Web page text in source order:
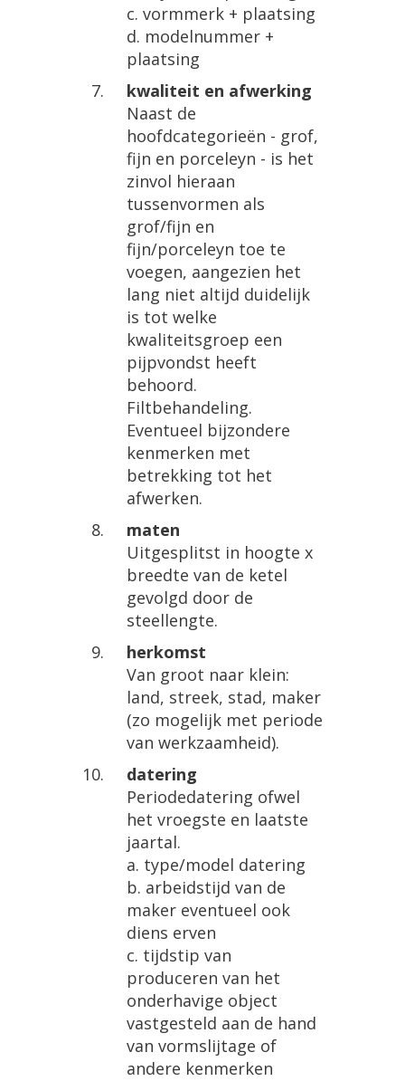
c. vormmerk + plaatsing
d. modelnummer +
plaatsing
kwaliteit en afwerking
Naast de
hoofdcategorieën - grof,
fijn en porceleyn - is het
zinvol hieraan
tussenvormen als
grof/fijn en
fijn/porceleyn toe te
voegen, aangezien het
lang niet altijd duidelijk
is tot welke
kwaliteitsgroep een
pijpvondst heeft
behoord.
Filtbehandeling.
Eventueel bijzondere
kenmerken met
betrekking tot het
afwerken.
maten
Uitgesplitst in hoogte x
breedte van de ketel
gevolgd door de
steellengte.
herkomst
Van groot naar klein:
land, streek, stad, maker
(zo mogelijk met periode
van werkzaamheid).
datering
Periodedatering ofwel
het vroegste en laatste
jaartal.
a. type/model datering
b. arbeidstijd van de
maker eventueel ook
diens erven
c. tijdstip van
produceren van het
onderhavige object
vastgesteld aan de hand
van vormslijtage of
andere kenmerken